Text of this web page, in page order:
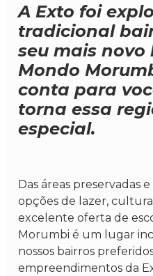
A Exto foi
tradicional
seu mais
Mondo
conta para
torna essa
especial.
Das áreas preservadas
opções de lazer,
excelente oferta de
Morumbi é um lugar
nossos bairros
empreendimentos da